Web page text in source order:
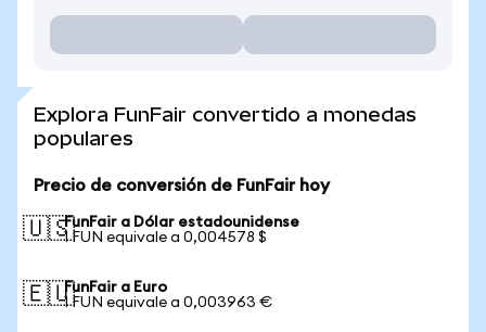
Explora FunFair convertido a monedas
populares
Precio de conversión de FunFair hoy
🇺🇸FunFair a Dólar estadounidense
1 FUN equivale a 0,004578 $
🇪🇺FunFair a Euro
1 FUN equivale a 0,003963 €